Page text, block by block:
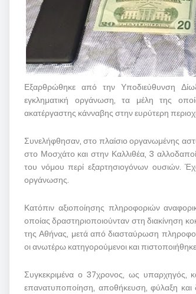
Εξαρθρώθηκε από την Υποδιεύθυνση
εγκληματική οργάνωση, τα μέλη της
ακατέργαστης κάνναβης στην ευρύτερη
Συνελήφθησαν, στο πλαίσιο οργανωμένης
στο Μοσχάτο και στην Καλλιθέα, 3
του νόμου περί εξαρτησιογόνων ουσιών.
οργάνωσης.
Κατόπιν αξιοποίησης πληροφοριών
οποίας δραστηριοποιούνταν στη διακίνηση
της Αθήνας, μετά από διασταύρωση
οι ανωτέρω κατηγορούμενοι και
Συγκεκριμένα ο 37χρονος, ως υπαρχηγός,
επανατυποποίηση, αποθήκευση, φύλαξη και